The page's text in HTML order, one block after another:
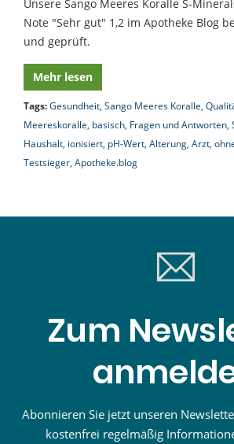
Unsere Sango Meeres Koralle S-
Note "Sehr gut" 1,2 im Apotheke Blog
und geprüft.
Mehr lesen
Tags:Gesundheit, Sango Meeres Koralle,
Meereskoralle, basisch, Fragen und Antworten,
Haushalt, ionisiert, pH-Wert, Alterung, Arzt,
Testsieger, Apotheke.blog
Zum
Abonnieren Sie jetzt unseren
kostenfrei regelmäßig